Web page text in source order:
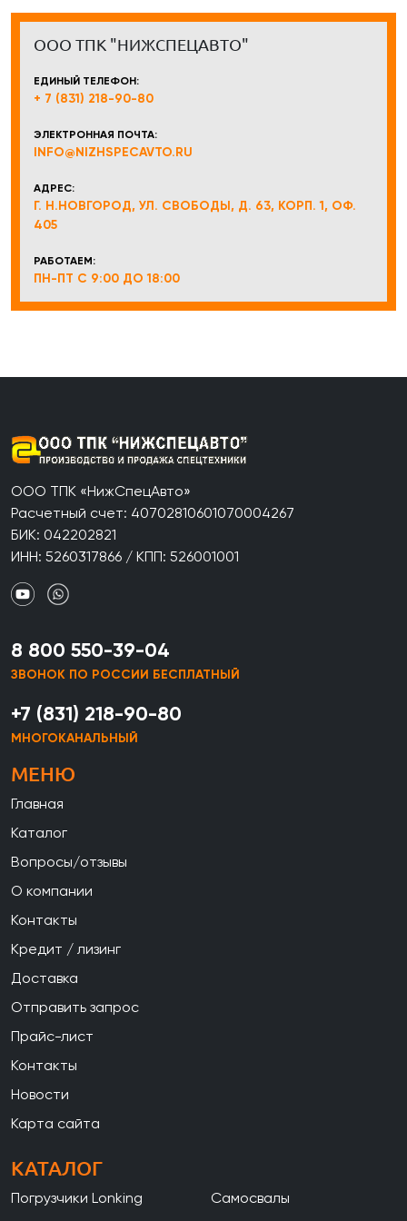
ООО ТПК "НИЖСПЕЦАВТО"
ЕДИНЫЙ ТЕЛЕФОН:
+ 7 (831) 218-90-80
ЭЛЕКТРОННАЯ ПОЧТА:
INFO@NIZHSPECAVTO.RU
АДРЕС:
Г. Н.НОВГОРОД, УЛ. СВОБОДЫ, Д. 63, КОРП. 1, ОФ.
405
РАБОТАЕМ:
ПН-ПТ С 9:00 ДО 18:00
ООО ТПК «НижСпецАвто»
Расчетный счет: 40702810601070004267
БИК: 042202821
ИНН: 5260317866 / КПП: 526001001
8 800 550-39-04
ЗВОНОК ПО РОССИИ БЕСПЛАТНЫЙ
+7 (831) 218-90-80
МНОГОКАНАЛЬНЫЙ
МЕНЮ
Главная
Каталог
Вопросы/отзывы
О компании
Контакты
Кредит / лизинг
Доставка
Отправить запрос
Прайс-лист
Контакты
Новости
Карта сайта
КАТАЛОГ
Погрузчики Lonking
Самосвалы